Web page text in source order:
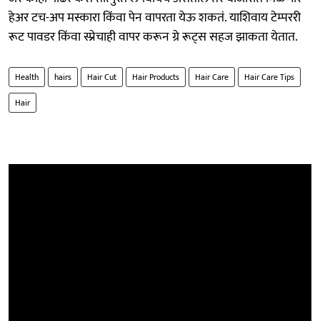
हेअर टच-अप मस्कारा किंवा पेन वापरता येऊ शकतं. याशिवाय टेम्पररी
रूट पावडर किंवा स्प्रेचाही वापर करून ग्रे रूट्स सहज झाकता येतात.
Health hairs Hair Cut Hair Products Hair Care
Hair Care Tips
Hair